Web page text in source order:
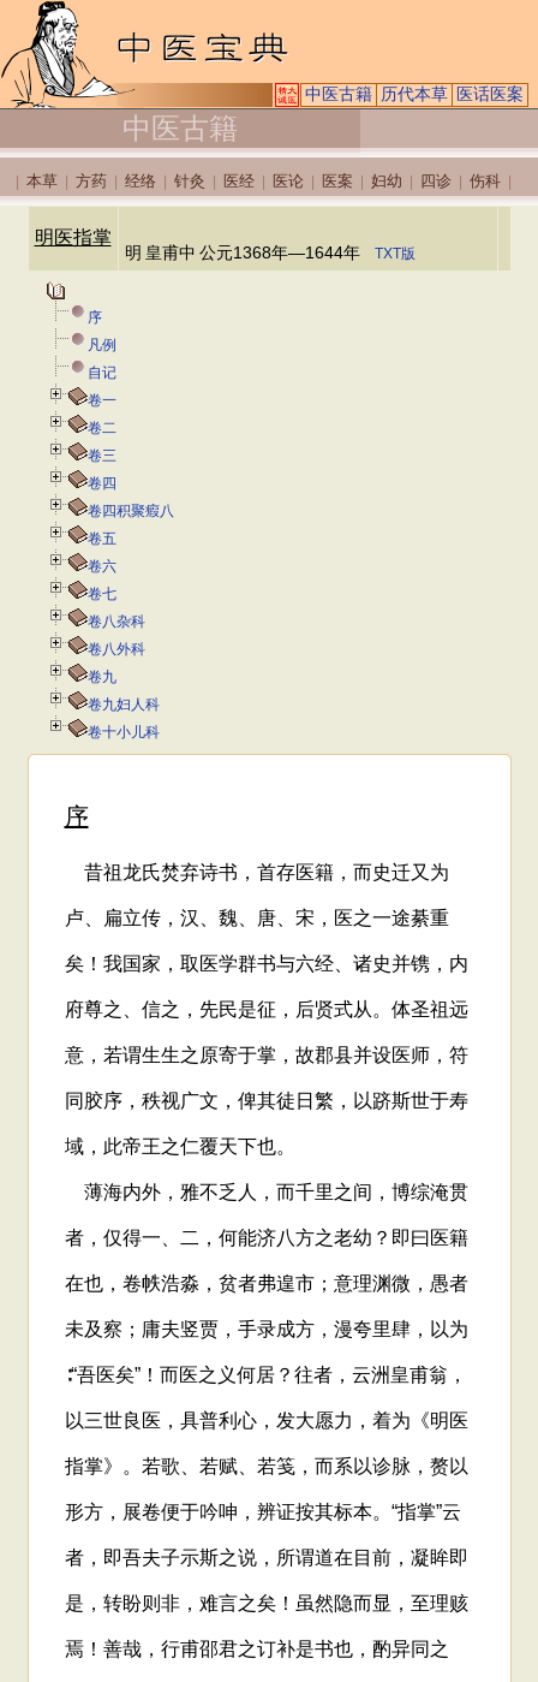
中医古籍 历代本草 医话医案
中医古籍
本草 方药 经络 针灸 医经 医论 医案 妇幼 四诊 伤科
明医指掌
明 皇甫中 公元1368年—1644年 TXT版
序
凡例
自记
卷一
卷二
卷三
卷四
卷四积聚瘕八
卷五
卷六
卷七
卷八杂科
卷八外科
卷九
卷九妇人科
卷十小儿科